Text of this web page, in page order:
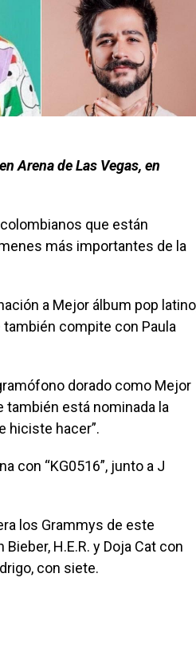
Arena de Las Vegas, en
que están
más importantes de la
a Mejor álbum pop
también compite con Paula
dorado como Mejor
también está nominada la
hiciste hacer”.
con “KG0516”, junto a J
los Grammys de este
H.E.R. y Doja Cat con
con siete.